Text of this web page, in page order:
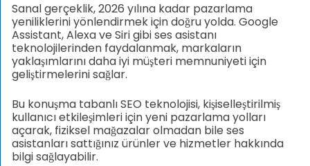
Sanal gerçeklik, 2026 yılına kadar pazarlama
yeniliklerini yönlendirmek için doğru yolda. Google
Assistant, Alexa ve Siri gibi ses asistanı
teknolojilerinden faydalanmak, markaların
yaklaşımlarını daha iyi müşteri memnuniyeti için
geliştirmelerini sağlar.
Bu konuşma tabanlı SEO teknolojisi, kişiselleştirilmiş
kullanıcı etkileşimleri için yeni pazarlama yolları
açarak, fiziksel mağazalar olmadan bile ses
asistanları sattığınız ürünler ve hizmetler hakkında
bilgi sağlayabilir.